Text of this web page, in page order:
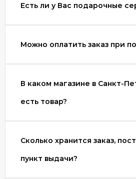
Есть ли у Вас подарочные
Можно оплатить заказ при
В каком магазине в Санкт-
есть товар?
Сколько хранится заказ,
пункт выдачи?